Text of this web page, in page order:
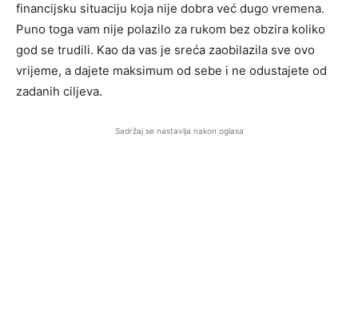
financijsku situaciju koja nije dobra već dugo vremena.
Puno toga vam nije polazilo za rukom bez obzira koliko
god se trudili. Kao da vas je sreća zaobilazila sve ovo
vrijeme, a dajete maksimum od sebe i ne odustajete od
zadanih ciljeva.
Sadržaj se nastavlja nakon oglasa